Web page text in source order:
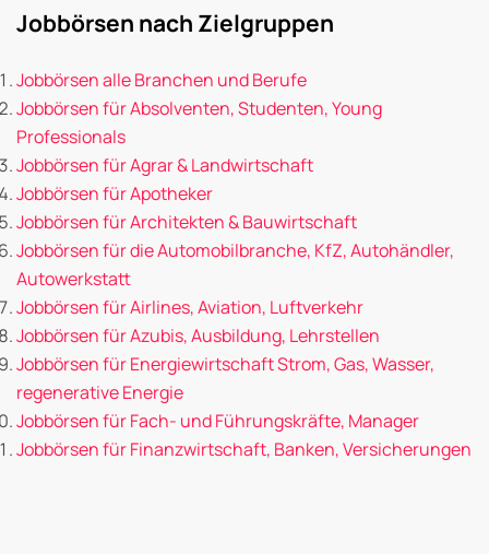
Jobbörsen nach Zielgruppen
Jobbörsen alle Branchen und Berufe
Jobbörsen für Absolventen, Studenten, Young
Professionals
Jobbörsen für Agrar & Landwirtschaft
Jobbörsen für Apotheker
Jobbörsen für Architekten & Bauwirtschaft
Jobbörsen für die Automobilbranche, KfZ, Autohändler,
Autowerkstatt
Jobbörsen für Airlines, Aviation, Luftverkehr
Jobbörsen für Azubis, Ausbildung, Lehrstellen
Jobbörsen für Energiewirtschaft Strom, Gas, Wasser,
regenerative Energie
Jobbörsen für Fach- und Führungskräfte, Manager
Jobbörsen für Finanzwirtschaft, Banken, Versicherungen